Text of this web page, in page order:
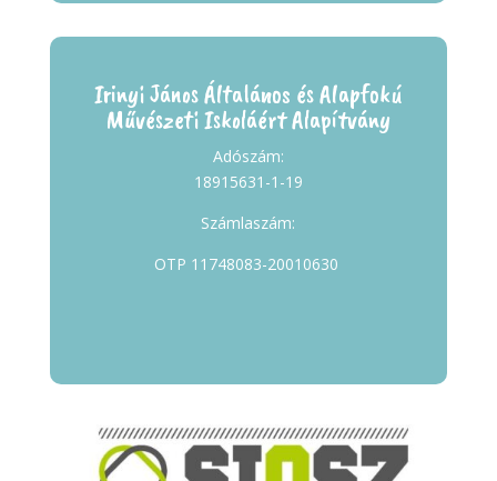
Irinyi János Általános és Alapfokú
Művészeti Iskoláért Alapítvány
Adószám:
18915631-1-19
Számlaszám:
OTP 11748083-20010630